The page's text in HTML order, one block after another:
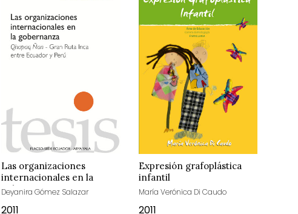
Las organizaciones
internacionales en la
gobernanza
Deyanira Gómez Salazar
2011
Expresión grafoplástica
infantil
María Verónica Di Caudo
2011